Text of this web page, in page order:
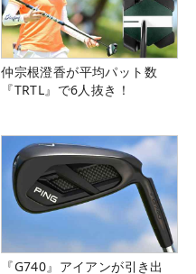
仲宗根澄香が平均パット数
『TRTL』で6人抜き！
『G740』アイアンが引き出